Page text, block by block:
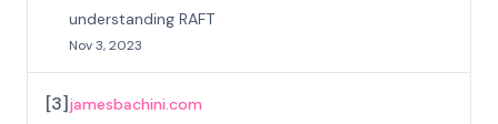
understanding RAFT
Nov 3, 2023
[3] jamesbachini.com